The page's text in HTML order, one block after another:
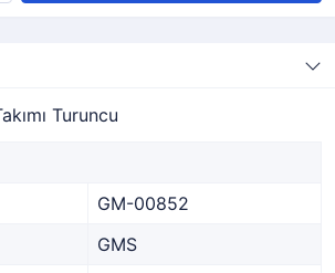
Turuncu
GM-00852
GMS